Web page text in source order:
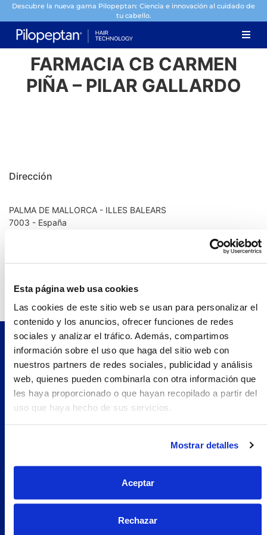
Esta página web usa cookies
Las cookies de este sitio web se usan para personalizar el
contenido y los anuncios, ofrecer funciones de redes
sociales y analizar el tráfico. Además, compartimos
información sobre el uso que haga del sitio web con
nuestros partners de redes sociales, publicidad y análisis
web, quienes pueden combinarla con otra información que
les haya proporcionado o que hayan recopilado a partir del
uso que haya hecho de sus servicios.
Mostrar detalles
Aceptar
Rechazar
Descubre la nueva gama Pilopeptan: Ciencia e innovación al cuidado de
tu cabello.
FARMACIA CB CARMEN
PIÑA – PILAR GALLARDO
Dirección
PALMA DE MALLORCA - ILLES BALEARS
7003 - España
Teléfono: 971297186.0
Pilopeptan es una marca de Laboratorio Genové.
Avenida Carrilet 293-297, 08907.
Hospitalet de Llobregat, Barcelona (España)
Navegación
Soluciones